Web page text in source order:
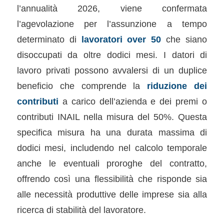
l’annualità 2026, viene confermata
l’agevolazione per l’assunzione a tempo
determinato di lavoratori over 50 che siano
disoccupati da oltre dodici mesi. I datori di
lavoro privati possono avvalersi di un duplice
beneficio che comprende la riduzione dei
contributi a carico dell’azienda e dei premi o
contributi INAIL nella misura del 50%. Questa
specifica misura ha una durata massima di
dodici mesi, includendo nel calcolo temporale
anche le eventuali proroghe del contratto,
offrendo così una flessibilità che risponde sia
alle necessità produttive delle imprese sia alla
ricerca di stabilità del lavoratore.